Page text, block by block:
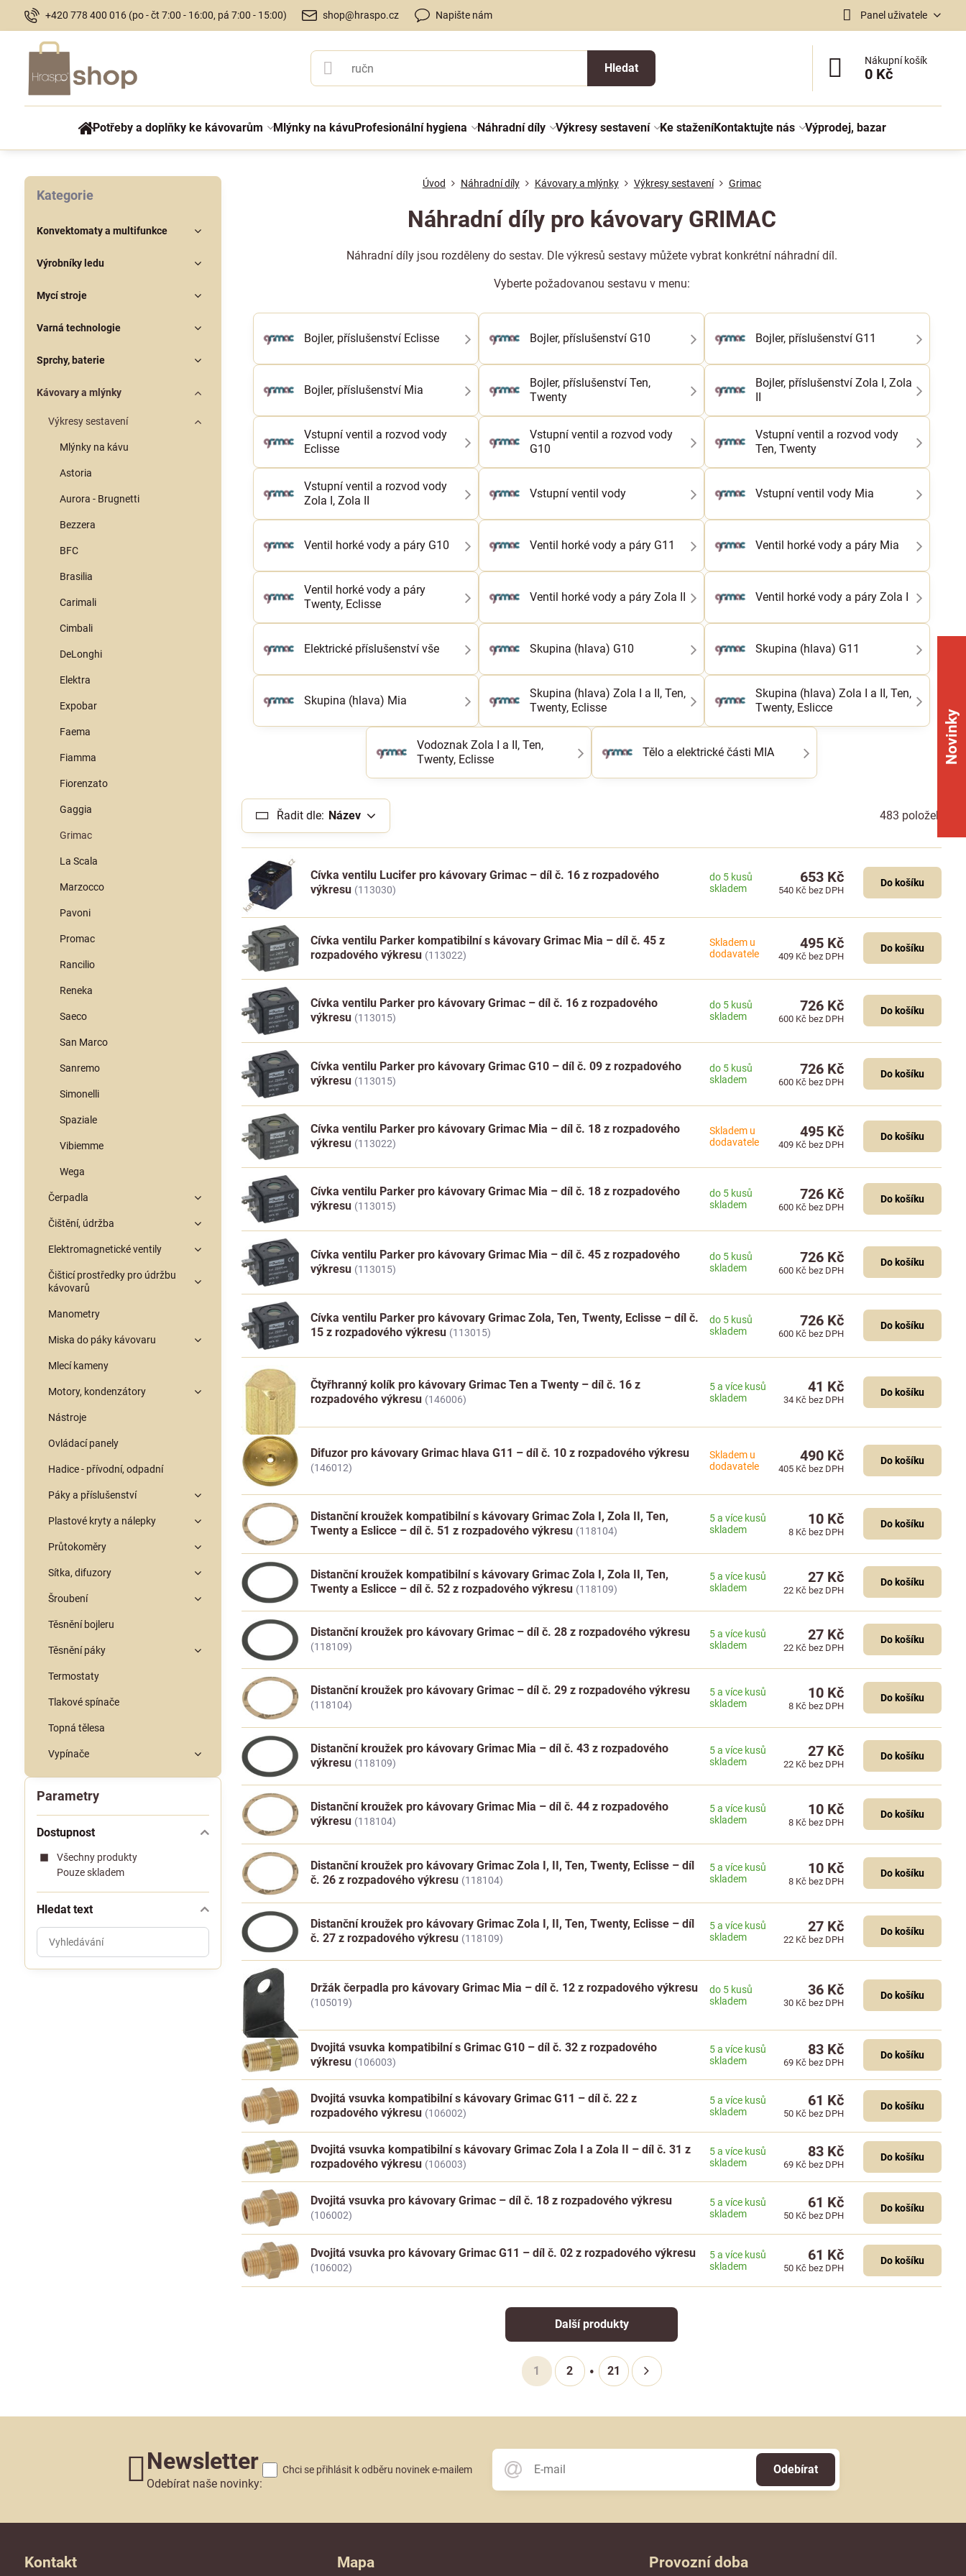
+420 778 400 016 (po - čt 7:00 - 16:00, pá 7:00 - 15:00) shop@hraspo.cz Napište nám Panel uživatele
Hledat
Nákupní košík
0 Kč
Potřeby a doplňky ke kávovarům Mlýnky na kávuProfesionální hygiena Náhradní díly Výkresy sestavení Ke staženíKontaktujte nás Výprodej, bazar
Úvod Náhradní díly Kávovary a mlýnky Výkresy sestavení Grimac
Náhradní díly pro kávovary GRIMAC
Náhradní díly jsou rozděleny do sestav. Dle výkresů sestavy můžete vybrat konkrétní náhradní díl.
Vyberte požadovanou sestavu v menu:
Bojler, příslušenství Eclisse Bojler, příslušenství G10 Bojler, příslušenství G11
Bojler, příslušenství Mia
Bojler, příslušenství Ten,
Twenty
Bojler, příslušenství Zola I, Zola
II
Vstupní ventil a rozvod vody
Eclisse
Vstupní ventil a rozvod vody
G10
Vstupní ventil a rozvod vody
Ten, Twenty
Vstupní ventil a rozvod vody
Zola I, Zola II
Vstupní ventil vody Vstupní ventil vody Mia
Ventil horké vody a páry G10 Ventil horké vody a páry G11 Ventil horké vody a páry Mia
Ventil horké vody a páry
Twenty, Eclisse
Ventil horké vody a páry Zola II Ventil horké vody a páry Zola I
Elektrické příslušenství vše Skupina (hlava) G10 Skupina (hlava) G11
Skupina (hlava) Mia
Skupina (hlava) Zola I a II, Ten,
Twenty, Eclisse
Skupina (hlava) Zola I a II, Ten,
Twenty, Eslicce
Vodoznak Zola I a II, Ten,
Twenty, Eclisse
Tělo a elektrické části MIA
Řadit dle: Název 483 položek
Cívka ventilu Lucifer pro kávovary Grimac – díl č. 16 z rozpadového
výkresu (113030)
do 5 kusů
skladem
653 Kč
540 Kč bez DPH
Do košíku
Cívka ventilu Parker kompatibilní s kávovary Grimac Mia – díl č. 45 z
rozpadového výkresu (113022)
Skladem u
dodavatele
495 Kč
409 Kč bez DPH
Do košíku
Cívka ventilu Parker pro kávovary Grimac – díl č. 16 z rozpadového
výkresu (113015)
do 5 kusů
skladem
726 Kč
600 Kč bez DPH
Do košíku
Cívka ventilu Parker pro kávovary Grimac G10 – díl č. 09 z rozpadového
výkresu (113015)
do 5 kusů
skladem
726 Kč
600 Kč bez DPH
Do košíku
Cívka ventilu Parker pro kávovary Grimac Mia – díl č. 18 z rozpadového
výkresu (113022)
Skladem u
dodavatele
495 Kč
409 Kč bez DPH
Do košíku
Cívka ventilu Parker pro kávovary Grimac Mia – díl č. 18 z rozpadového
výkresu (113015)
do 5 kusů
skladem
726 Kč
600 Kč bez DPH
Do košíku
Cívka ventilu Parker pro kávovary Grimac Mia – díl č. 45 z rozpadového
výkresu (113015)
do 5 kusů
skladem
726 Kč
600 Kč bez DPH
Do košíku
Cívka ventilu Parker pro kávovary Grimac Zola, Ten, Twenty, Eclisse – díl č.
15 z rozpadového výkresu (113015)
do 5 kusů
skladem
726 Kč
600 Kč bez DPH
Do košíku
Čtyřhranný kolík pro kávovary Grimac Ten a Twenty – díl č. 16 z
rozpadového výkresu (146006)
5 a více kusů
skladem
41 Kč
34 Kč bez DPH
Do košíku
Difuzor pro kávovary Grimac hlava G11 – díl č. 10 z rozpadového výkresu
(146012)
Skladem u
dodavatele
490 Kč
405 Kč bez DPH
Do košíku
Distanční kroužek kompatibilní s kávovary Grimac Zola I, Zola II, Ten,
Twenty a Eslicce – díl č. 51 z rozpadového výkresu (118104)
5 a více kusů
skladem
10 Kč
8 Kč bez DPH
Do košíku
Distanční kroužek kompatibilní s kávovary Grimac Zola I, Zola II, Ten,
Twenty a Eslicce – díl č. 52 z rozpadového výkresu (118109)
5 a více kusů
skladem
27 Kč
22 Kč bez DPH
Do košíku
Distanční kroužek pro kávovary Grimac – díl č. 28 z rozpadového výkresu
(118109)
5 a více kusů
skladem
27 Kč
22 Kč bez DPH
Do košíku
Distanční kroužek pro kávovary Grimac – díl č. 29 z rozpadového výkresu
(118104)
5 a více kusů
skladem
10 Kč
8 Kč bez DPH
Do košíku
Distanční kroužek pro kávovary Grimac Mia – díl č. 43 z rozpadového
výkresu (118109)
5 a více kusů
skladem
27 Kč
22 Kč bez DPH
Do košíku
Distanční kroužek pro kávovary Grimac Mia – díl č. 44 z rozpadového
výkresu (118104)
5 a více kusů
skladem
10 Kč
8 Kč bez DPH
Do košíku
Distanční kroužek pro kávovary Grimac Zola I, II, Ten, Twenty, Eclisse – díl
č. 26 z rozpadového výkresu (118104)
5 a více kusů
skladem
10 Kč
8 Kč bez DPH
Do košíku
Distanční kroužek pro kávovary Grimac Zola I, II, Ten, Twenty, Eclisse – díl
č. 27 z rozpadového výkresu (118109)
5 a více kusů
skladem
27 Kč
22 Kč bez DPH
Do košíku
Držák čerpadla pro kávovary Grimac Mia – díl č. 12 z rozpadového výkresu
(105019)
do 5 kusů
skladem
36 Kč
30 Kč bez DPH
Do košíku
Dvojitá vsuvka kompatibilní s Grimac G10 – díl č. 32 z rozpadového
výkresu (106003)
5 a více kusů
skladem
83 Kč
69 Kč bez DPH
Do košíku
Dvojitá vsuvka kompatibilní s kávovary Grimac G11 – díl č. 22 z
rozpadového výkresu (106002)
5 a více kusů
skladem
61 Kč
50 Kč bez DPH
Do košíku
Dvojitá vsuvka kompatibilní s kávovary Grimac Zola I a Zola II – díl č. 31 z
rozpadového výkresu (106003)
5 a více kusů
skladem
83 Kč
69 Kč bez DPH
Do košíku
Dvojitá vsuvka pro kávovary Grimac – díl č. 18 z rozpadového výkresu
(106002)
5 a více kusů
skladem
61 Kč
50 Kč bez DPH
Do košíku
Dvojitá vsuvka pro kávovary Grimac G11 – díl č. 02 z rozpadového výkresu
(106002)
5 a více kusů
skladem
61 Kč
50 Kč bez DPH
Do košíku
Další produkty
1 2 21
Parametry
Dostupnost
Všechny produkty
Pouze skladem
Hledat text
Prohledat
výsledky
filtru
Kategorie
Konvektomaty a multifunkce
Výrobníky ledu
Mycí stroje
Varná technologie
Sprchy, baterie
Kávovary a mlýnky
Výkresy sestavení
Mlýnky na kávu
Astoria
Aurora - Brugnetti
Bezzera
BFC
Brasilia
Carimali
Cimbali
DeLonghi
Elektra
Expobar
Faema
Fiamma
Fiorenzato
Gaggia
Grimac
La Scala
Marzocco
Pavoni
Promac
Rancilio
Reneka
Saeco
San Marco
Sanremo
Simonelli
Spaziale
Vibiemme
Wega
Čerpadla
Čištění, údržba
Elektromagnetické ventily
Čišticí prostředky pro údržbu
kávovarů
Manometry
Miska do páky kávovaru
Mlecí kameny
Motory, kondenzátory
Nástroje
Ovládací panely
Hadice - přívodní, odpadní
Páky a příslušenství
Plastové kryty a nálepky
Průtokoměry
Sítka, difuzory
Šroubení
Těsnění bojleru
Těsnění páky
Termostaty
Tlakové spínače
Topná tělesa
Vypínače
Newsletter
Odebírat naše novinky:
Odebírat
Chci se přihlásit k odběru novinek e-mailem
Kontakt
Novinky
Mapa Provozní doba